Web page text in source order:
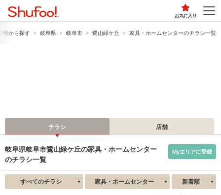
お気に入り
県から探す 岐阜県 岐阜市 鷺山緑ケ丘 家具・ホームセンターのチラシ一覧
チラシ 店舗
岐阜県岐阜市鷺山緑ケ丘の家具・ホームセンター
のチラシ一覧
Myエリアに登録
すべてのチラシ 家具・ホームセンター 新着順